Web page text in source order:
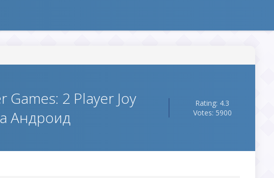
Games: 2 Player Joy
Андроид
Rating: 4.3
Votes: 5900